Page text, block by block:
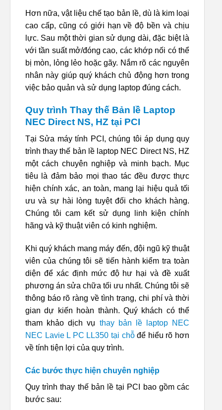
Hơn nữa, vật liệu chế tạo bản lề, dù là kim loại
cao cấp, cũng có giới hạn về độ bền và chịu
lực. Sau một thời gian sử dụng dài, đặc biệt là
với tần suất mở/đóng cao, các khớp nối có thể
bị mòn, lỏng lẻo hoặc gãy. Nắm rõ các nguyên
nhân này giúp quý khách chủ động hơn trong
việc bảo quản và sử dụng laptop đúng cách.
Quy trình Thay thế Bản lề Laptop
NEC Direct NS, HZ tại PCI
Tại Sửa máy tính PCI, chúng tôi áp dụng quy
trình thay thế bản lề laptop NEC Direct NS, HZ
một cách chuyên nghiệp và minh bạch. Mục
tiêu là đảm bảo mọi thao tác đều được thực
hiện chính xác, an toàn, mang lại hiệu quả tối
ưu và sự hài lòng tuyệt đối cho khách hàng.
Chúng tôi cam kết sử dụng linh kiện chính
hãng và kỹ thuật viên có kinh nghiệm.
Khi quý khách mang máy đến, đội ngũ kỹ thuật
viên của chúng tôi sẽ tiến hành kiểm tra toàn
diện để xác định mức độ hư hại và đề xuất
phương án sửa chữa tối ưu nhất. Chúng tôi sẽ
thông báo rõ ràng về tình trạng, chi phí và thời
gian dự kiến hoàn thành. Quý khách có thể
tham khảo dịch vụ thay bản lề laptop NEC
NEC Lavie L PC LL350 tại chỗđể hiểu rõ hơn
về tính tiện lợi của quy trình.
Các bước thực hiện chuyên nghiệp
Quy trình thay thế bản lề tại PCI bao gồm các
bước sau: